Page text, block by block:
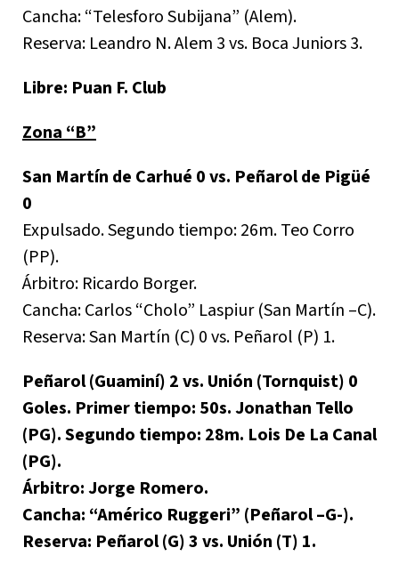
Cancha: “Telesforo Subijana” (Alem).
Reserva: Leandro N. Alem 3 vs. Boca Juniors 3.
Libre: Puan F. Club
Zona “B”
San Martín de Carhué 0 vs. Peñarol de Pigüé
0
Expulsado. Segundo tiempo: 26m. Teo Corro
(PP).
Árbitro: Ricardo Borger.
Cancha: Carlos “Cholo” Laspiur (San Martín –C).
Reserva: San Martín (C) 0 vs. Peñarol (P) 1.
Peñarol (Guaminí) 2 vs. Unión (Tornquist) 0
Goles. Primer tiempo: 50s. Jonathan Tello
(PG). Segundo tiempo: 28m. Lois De La Canal
(PG).
Árbitro: Jorge Romero.
Cancha: “Américo Ruggeri” (Peñarol –G-).
Reserva: Peñarol (G) 3 vs. Unión (T) 1.